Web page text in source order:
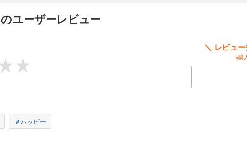
ユーザーレビュー
＼ レビュ
※購
＃ハッピー